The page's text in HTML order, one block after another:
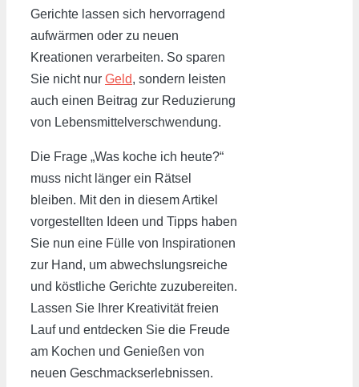
Gerichte lassen sich hervorragend
aufwärmen oder zu neuen
Kreationen verarbeiten. So sparen
Sie nicht nur Geld, sondern leisten
auch einen Beitrag zur Reduzierung
von Lebensmittelverschwendung.
Die Frage „Was koche ich heute?“
muss nicht länger ein Rätsel
bleiben. Mit den in diesem Artikel
vorgestellten Ideen und Tipps haben
Sie nun eine Fülle von Inspirationen
zur Hand, um abwechslungsreiche
und köstliche Gerichte zuzubereiten.
Lassen Sie Ihrer Kreativität freien
Lauf und entdecken Sie die Freude
am Kochen und Genießen von
neuen Geschmackserlebnissen.